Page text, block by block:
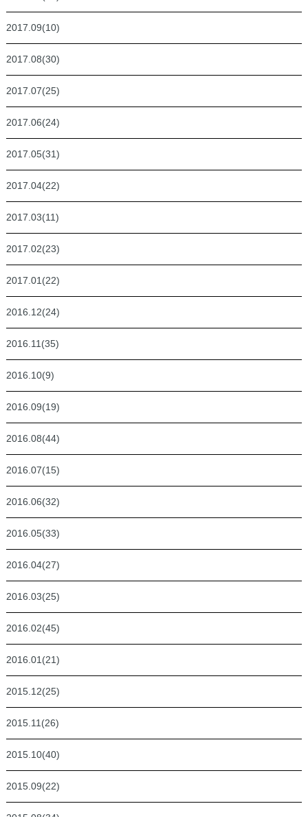
2017.09(10)
2017.08(30)
2017.07(25)
2017.06(24)
2017.05(31)
2017.04(22)
2017.03(11)
2017.02(23)
2017.01(22)
2016.12(24)
2016.11(35)
2016.10(9)
2016.09(19)
2016.08(44)
2016.07(15)
2016.06(32)
2016.05(33)
2016.04(27)
2016.03(25)
2016.02(45)
2016.01(21)
2015.12(25)
2015.11(26)
2015.10(40)
2015.09(22)